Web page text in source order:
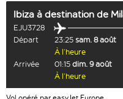
Ibiza à destination de
EJU3728
Départ
23:25 sam. 8 août
À l’heure
Arrivée
01:15 dim. 9 août
À l’heure